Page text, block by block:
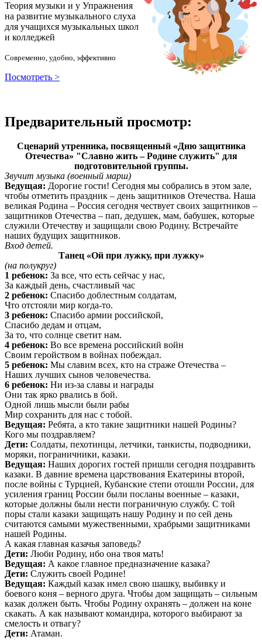
Теория музыки и у Упражнения
на развитие музыкального слуха
для учащихся музыкальных школ
и колледжей
Современно, удобно, эффективно
Посмотреть >
Предварительный просмотр:
Сценарий утренника, посвященный «Дню защитника
Отечества» "Славно жить – Родине служить" для
подготовительной группы.
Звучит музыка (военный марш)
Ведущая: Дорогие гости! Сегодня мы собрались в этом зале,
чтобы отметить праздник – день защитников Отечества. Наша
великая Родина – Россия сегодня чествует своих защитников –
защитников Отечества – пап, дедушек, мам, бабушек, которые
служили Отечеству и защищали свою Родину. Встречайте
наших будущих защитников.
Вход детей.
Танец «Ой при лужку, при лужку»
(на полукруг)
1 ребенок: За все, что есть сейчас у нас,
За каждый день, счастливый час
2 ребенок: Спасибо доблестным солдатам,
Что отстояли мир когда-то.
3 ребенок: Спасибо армии российской,
Спасибо дедам и отцам,
За то, что солнце светит нам.
4 ребенок: Во все времена российский войн
Своим геройством в войнах побеждал.
5 ребенок: Мы славим всех, кто на страже Отечества –
Наших лучших сынов человечества.
6 ребенок: Ни из-за славы и награды
Они так ярко рвались в бой.
Одной лишь мысли были рабы
Мир сохранить для нас с тобой.
Ведущая: Ребята, а кто такие защитники нашей Родины?
Кого мы поздравляем?
Дети: Солдаты, пехотинцы, летчики, танкисты, подводники,
моряки, пограничники, казаки.
Ведущая: Наших дорогих гостей пришли сегодня поздравить
казаки. В давние времена царствования Екатерины второй,
после войны с Турцией, Кубанские степи отошли России, для
усиления границ России были посланы военные – казаки,
которые должны были нести пограничную службу. С той
поры стали казаки защищать нашу Родину и по сей день
считаются самыми мужественными, храбрыми защитниками
нашей Родины.
А какая главная казачья заповедь?
Дети: Люби Родину, ибо она твоя мать!
Ведущая: А какое главное предназначение казака?
Дети: Служить своей Родине!
Ведущая: Каждый казак имел свою шашку, выбивку и
боевого коня – верного друга. Чтобы дом защищать – сильным
казак должен быть. Чтобы Родину охранять – должен на коне
скакать. А как называют командира, которого выбирают за
смелость и отвагу?
Дети: Атаман.